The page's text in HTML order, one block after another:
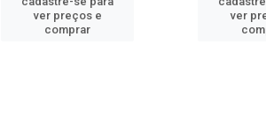
ver preços e
comprar
ver